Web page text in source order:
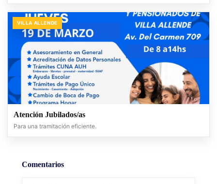
VILLA ALLENDE
Atención Jubilados/as
Para una tramitación eficiente.
Comentarios